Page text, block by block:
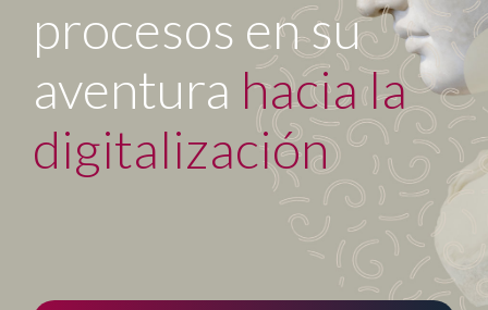
procesos en su
aventura hacia la
digitalización